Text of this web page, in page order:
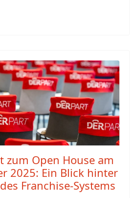
zum Open House am
2025: Ein Blick hinter
Franchise-Systems